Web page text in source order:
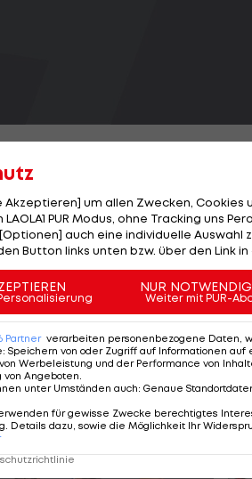
Parker verzichten. Der
der Achillessehne, mit denen er
Operation. Parker verpasst
Neo-Coach Andre Villas-Boas
WM-Qualifikationsspiele
Akzeptieren] um allen Zwecken, Cookies
PUR Modus, ohne Tracking uns
auch eine individuelle Auswahl
Button links unten bzw. über den Link in
NUR
Weiter mit PUR-
Partner verarbeiten personenbezogene Daten,
: Speichern von oder Zugriff auf Informationen
Werbeleistung und der Performance von
von Angeboten
unter Umständen auch: Genaue
für gewisse Zwecke berechtigtes
Details dazu, sowie die Möglichkeit Ihr